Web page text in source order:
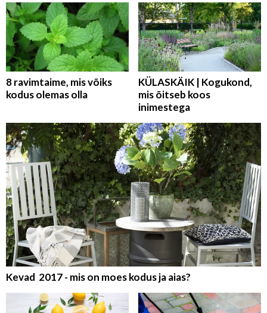
8 ravimtaime, mis võiks
kodus olemas olla
KÜLASKÄIK | Kogukond,
mis õitseb koos
inimestega
Kevad 2017 - mis on moes kodus ja aias?